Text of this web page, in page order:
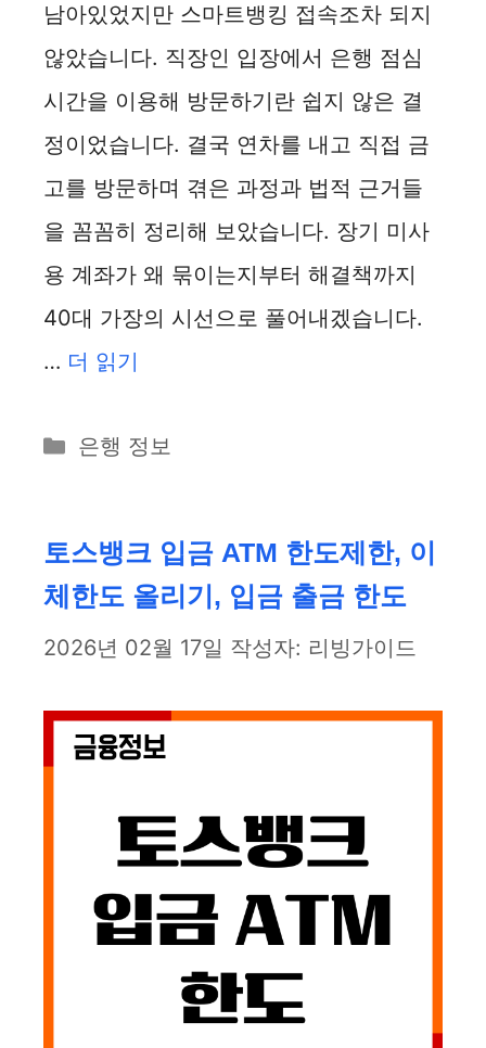
남아있었지만 스마트뱅킹 접속조차 되지
않았습니다. 직장인 입장에서 은행 점심
시간을 이용해 방문하기란 쉽지 않은 결
정이었습니다. 결국 연차를 내고 직접 금
고를 방문하며 겪은 과정과 법적 근거들
을 꼼꼼히 정리해 보았습니다. 장기 미사
용 계좌가 왜 묶이는지부터 해결책까지
40대 가장의 시선으로 풀어내겠습니다.
… 더 읽기
카
리
은행 정보
토스뱅크 입금 ATM 한도제한, 이
체한도 올리기, 입금 출금 한도
2026년 02월 17일 작성자: 리빙가이드